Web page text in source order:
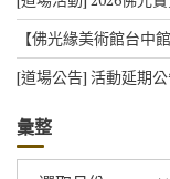
【佛光緣美術館台中
[道場公告] 活動延期
彙整